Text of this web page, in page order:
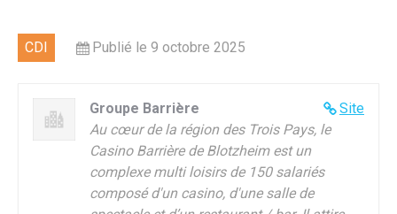
CDI Publié le 9 octobre 2025
Site
Groupe Barrière
Au cœur de la région des Trois Pays, le
Casino Barrière de Blotzheim est un
complexe multi loisirs de 150 salariés
composé d'un casino, d'une salle de